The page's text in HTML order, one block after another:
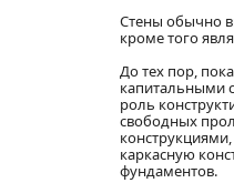
Стены обычно
кроме того
До тех пор,
капитальными
роль
свободных
каркасную
фундаментов.